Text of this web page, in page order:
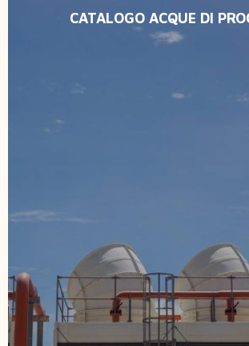
CATALOGO ACQUE DI